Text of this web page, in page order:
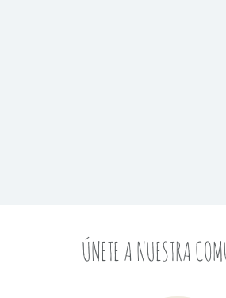
ÚNETE A NUESTRA